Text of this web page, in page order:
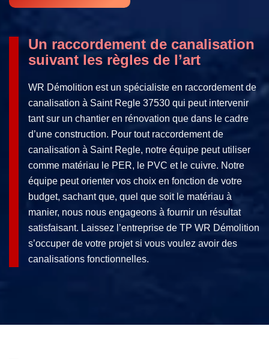
Un raccordement de canalisation
suivant les règles de l’art
WR Démolition est un spécialiste en raccordement de
canalisation à Saint Regle 37530 qui peut intervenir
tant sur un chantier en rénovation que dans le cadre
d’une construction. Pour tout raccordement de
canalisation à Saint Regle, notre équipe peut utiliser
comme matériau le PER, le PVC et le cuivre. Notre
équipe peut orienter vos choix en fonction de votre
budget, sachant que, quel que soit le matériau à
manier, nous nous engageons à fournir un résultat
satisfaisant. Laissez l’entreprise de TP WR Démolition
s’occuper de votre projet si vous voulez avoir des
canalisations fonctionnelles.